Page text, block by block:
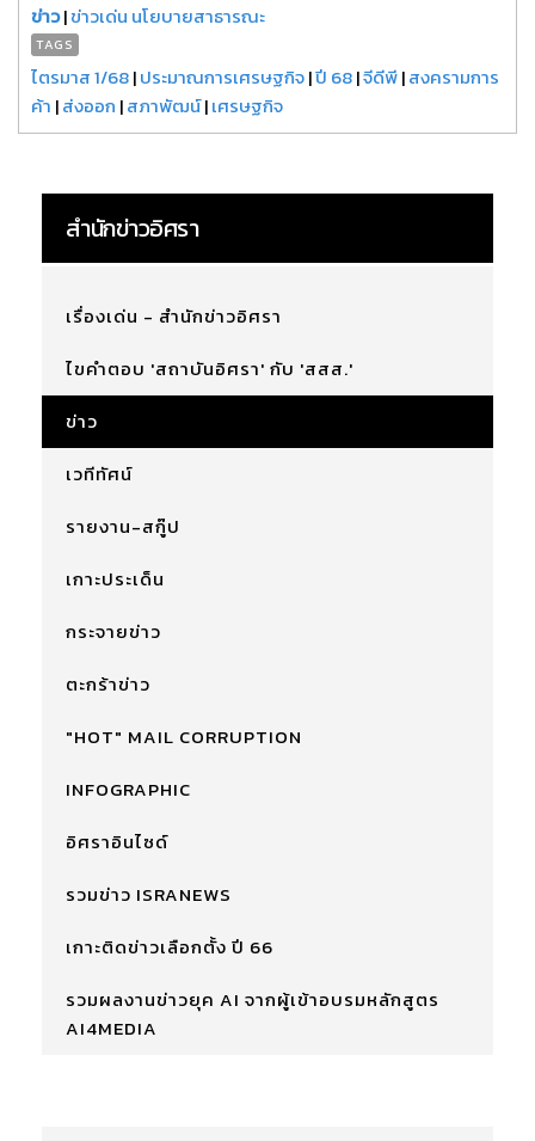
ข่าว|ข่าวเด่น นโยบายสาธารณะ
TAGS
ไตรมาส 1/68|ประมาณการเศรษฐกิจ|ปี 68|จีดีพี|สงครามการ
ค้า |ส่งออก |สภาพัฒน์|เศรษฐกิจ
สำนักข่าวอิศรา
เรื่องเด่น - สำนักข่าวอิศรา
ไขคำตอบ 'สถาบันอิศรา' กับ 'สสส.'
ข่าว
เวทีทัศน์
รายงาน-สกู๊ป
เกาะประเด็น
กระจายข่าว
ตะกร้าข่าว
"HOT" MAIL CORRUPTION
INFOGRAPHIC
อิศราอินไซด์
รวมข่าว ISRANEWS
เกาะติดข่าวเลือกตั้ง ปี 66
รวมผลงานข่าวยุค AI จากผู้เข้าอบรมหลักสูตร
AI4MEDIA